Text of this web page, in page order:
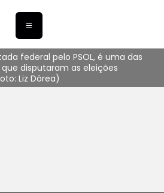
federal pelo PSOL, é uma das
disputaram as eleições
Liz Dórea)